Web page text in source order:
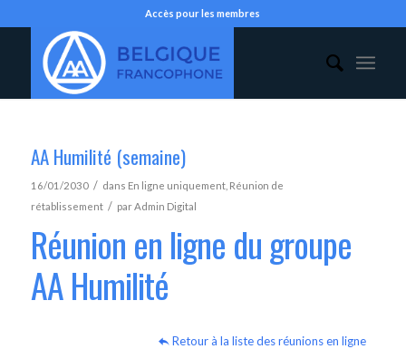
Accès pour les membres
AA Humilité (semaine)
16/01/2030 / dans En ligne uniquement, Réunion de
rétablissement / parAdmin Digital
Réunion en ligne du groupe
AA Humilité
Retour à la liste des réunions en ligne